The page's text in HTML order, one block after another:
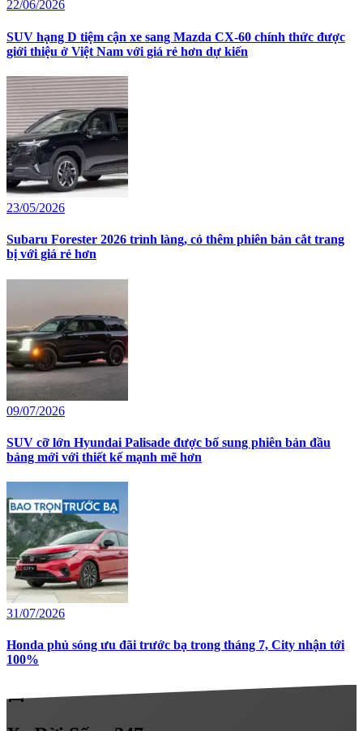
22/06/2026
SUV hạng D tiệm cận xe sang Mazda CX-60 chính thức được
giới thiệu ở Việt Nam với giá rẻ hơn dự kiến
23/05/2026
Subaru Forester 2026 trình làng, có thêm phiên bản cắt trang
bị với giá rẻ hơn
09/07/2026
SUV cỡ lớn Hyundai Palisade được bổ sung phiên bản đầu
bảng mới với thiết kế mạnh mẽ hơn
31/07/2026
Honda phủ sóng ưu đãi trước bạ trong tháng 7, City nhận tới
100%
directions_car